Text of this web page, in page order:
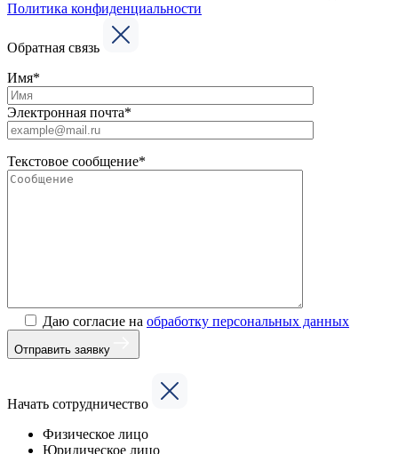
Политика конфиденциальности
Обратная связь
Имя*
Электронная почта*
Текстовое сообщение*
Даю согласие на обработку персональных данных
Отправить заявку
Начать сотрудничество
Физическое лицо
Юридическое лицо